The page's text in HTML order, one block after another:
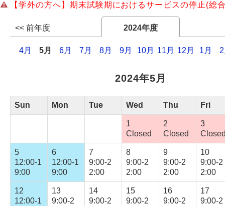
【学外の方へ】期末試験期におけるサービスの停止(総
<< 前年度 2024年度
4月 5月 6月 7月 8月 9月 10月 11月 12月 1月
2024年5月
Sun Mon Tue Wed Thu Fri
1
Closed
2
Closed
3
5
12:00-1
9:00
6
12:00-1
9:00
7
9:00-2
2:00
8
9:00-2
2:00
9
9:00-2
2:00
10
9:00-2
2:00
12
12:00-1
13
9:00-2
14
9:00-2
15
9:00-2
16
9:00-2
17
9:00-2